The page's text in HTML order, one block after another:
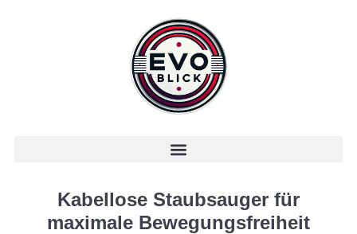
Kabellose Staubsauger für
maximale Bewegungsfreiheit